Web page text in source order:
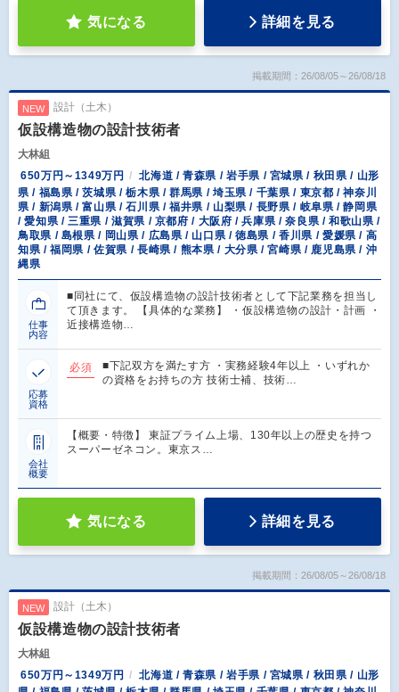
気になる 詳細を見る
掲載期間：26/08/05～26/08/18
NEW 設計（土木）
仮設構造物の設計技術者
大林組
650万円～1349万円
北海道 / 青森県 / 岩手県 / 宮城県 / 秋田県 / 山形
県 / 福島県 / 茨城県 / 栃木県 / 群馬県 / 埼玉県 / 千葉県 / 東京都 / 神奈川
県 / 新潟県 / 富山県 / 石川県 / 福井県 / 山梨県 / 長野県 / 岐阜県 / 静岡県
/ 愛知県 / 三重県 / 滋賀県 / 京都府 / 大阪府 / 兵庫県 / 奈良県 / 和歌山県 /
鳥取県 / 島根県 / 岡山県 / 広島県 / 山口県 / 徳島県 / 香川県 / 愛媛県 / 高
知県 / 福岡県 / 佐賀県 / 長崎県 / 熊本県 / 大分県 / 宮崎県 / 鹿児島県 / 沖
縄県
仕事
内容
■同社にて、仮設構造物の設計技術者として下記業務を担当し
て頂きます。 【具体的な業務】 ・仮設構造物の設計・計画 ・
近接構造物…
応募
資格
必須
■下記双方を満たす方 ・実務経験4年以上 ・いずれか
の資格をお持ちの方 技術士補、技術…
会社
概要
【概要・特徴】 東証プライム上場、130年以上の歴史を持つ
スーパーゼネコン。東京ス…
気になる 詳細を見る
掲載期間：26/08/05～26/08/18
NEW 設計（土木）
仮設構造物の設計技術者
大林組
650万円～1349万円
北海道 / 青森県 / 岩手県 / 宮城県 / 秋田県 / 山形